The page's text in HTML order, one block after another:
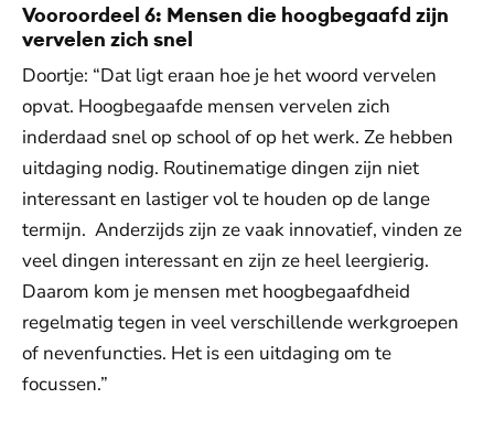
Vooroordeel 6: Mensen die hoogbegaafd zijn
vervelen zich snel
Doortje: “Dat ligt eraan hoe je het woord vervelen
opvat. Hoogbegaafde mensen vervelen zich
inderdaad snel op school of op het werk. Ze hebben
uitdaging nodig. Routinematige dingen zijn niet
interessant en lastiger vol te houden op de lange
termijn. Anderzijds zijn ze vaak innovatief, vinden ze
veel dingen interessant en zijn ze heel leergierig.
Daarom kom je mensen met hoogbegaafdheid
regelmatig tegen in veel verschillende werkgroepen
of nevenfuncties. Het is een uitdaging om te
focussen.”